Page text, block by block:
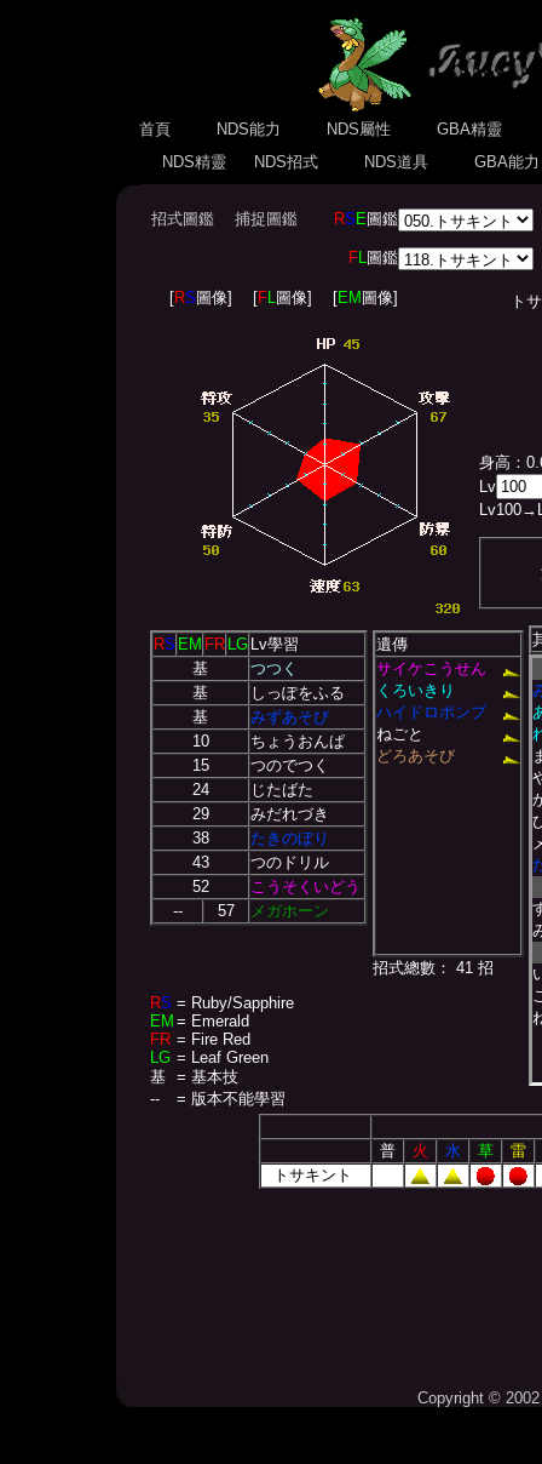
首頁 NDS能力 NDS屬性
GBA精靈
NDS精靈
NDS招式 NDS道具 GBA能
招式圖鑑 捕捉圖鑑 RS E圖鑑
FL圖鑑
[RS 圖像] [FL圖像] [EM 圖像] トサ
身高：
Lv
Lv100
RS EM FR LG Lv學習
基
つつく
基
しっぽをふる
基
みずあそび
10
ちょうおんぱ
15
つのでつく
24
じたばた
29
みだれづき
38
たきのぼり
43
つのドリル
52
こうそくいどう
--
57 メガホーン
RS = Ruby/Sapphire
EM = Emerald
FR = Fire Red
LG = Leaf Green
基
= 基本技
--
= 版本不能學習
遺傳
サイケこうせん
くろいきり
ハイドロポンプ
ねごと
どろあそび
招式總數： 41 招
普 火 水 草
雷
トサキント
Copyright ©